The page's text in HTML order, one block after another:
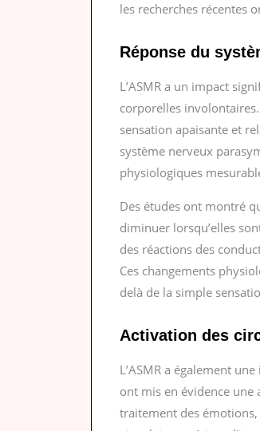
les recherches récentes
Réponse du
L’ASMR a un impact
corporelles
sensation apaisante et
système nerveux
physiologiques
Des études ont montré
diminuer lorsqu’elles
des réactions des
Ces changements
delà de la simple
Activation des
L’ASMR a également
ont mis en évidence une
traitement des